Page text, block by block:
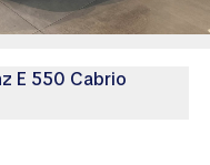
E 550 Cabrio